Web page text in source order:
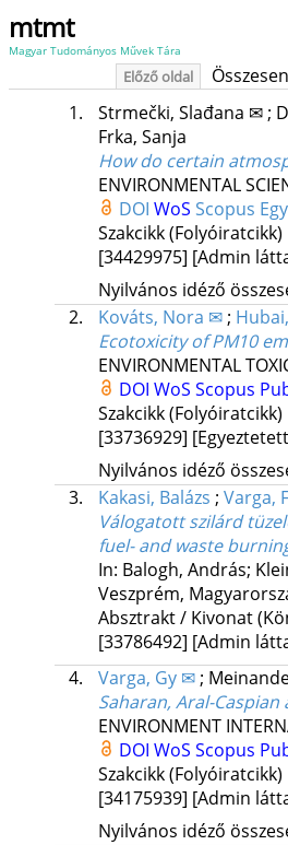
mtmt
Magyar Tudományos Művek Tára
Előző oldal
1. Strmečki, Slađana ✉;
Frka, Sanja
How do certain
ENVIRONMENTAL
DOI WoS Scopus
Szakcikk
[34429975] [Admin
Nyilvános idéző
2.
Kováts, Nora ✉;
Ecotoxicity of PM10
ENVIRONMENTAL
DOI WoS Scopus
Szakcikk
[33736929]
Nyilvános idéző
3.
Kakasi, Balázs ; Varga,
Válogatott szilárd
fuel- and waste
In: Balogh, András;
Veszprém,
Absztrakt / Kivonat
[33786492] [Admin
4.
Varga, Gy ✉;
Saharan, Aral-
ENVIRONMENT
DOI WoS Scopus
Szakcikk
[34175939] [Admin
Nyilvános idéző